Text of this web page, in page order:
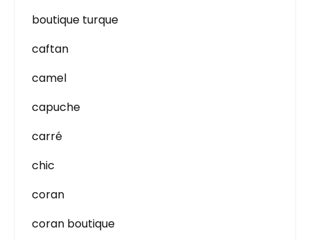
boutique turque
caftan
camel
capuche
carré
chic
coran
coran boutique